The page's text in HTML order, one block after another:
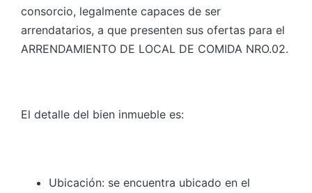
consorcio, legalmente capaces de ser
arrendatarios, a que presenten sus ofertas para el
ARRENDAMIENTO DE LOCAL DE COMIDA NRO.02.
El detalle del bien inmueble es:
Ubicación: se encuentra ubicado en el